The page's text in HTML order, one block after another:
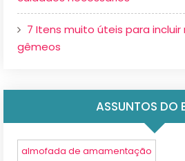
7 Itens muito úteis para incluir
gêmeos
ASSUNTOS DO
almofada de amamentação